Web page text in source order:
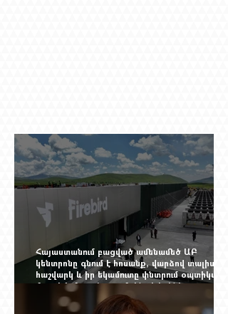
Հայաստանում բացված ամենամեծ ԱԲ
կենտրոնը գնում է հոսանք, վարձով տալիս
հաշվարկ և իր եկամուտը փնտրում
մալուխի մյուս ծայրում. ինչ է իրենից
ներկայացնում Firebird AI-ն